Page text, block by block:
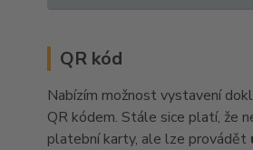
QR kód
Nabízím možnost vystavení
QR kódem. Stále sice platí, že
platební karty, ale lze provádět